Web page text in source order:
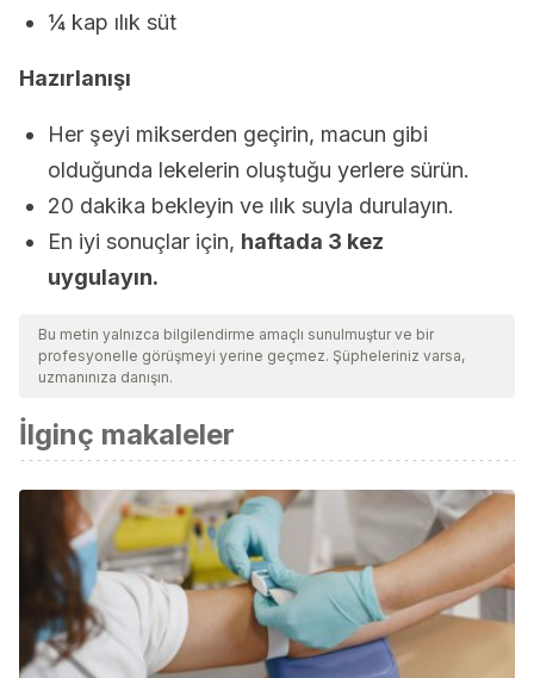
¼ kap ılık süt
Hazırlanışı
Her şeyi mikserden geçirin, macun gibi
olduğunda lekelerin oluştuğu yerlere sürün.
20 dakika bekleyin ve ılık suyla durulayın.
En iyi sonuçlar için, haftada 3 kez
uygulayın.
Bu metin yalnızca bilgilendirme amaçlı sunulmuştur ve bir
profesyonelle görüşmeyi yerine geçmez. Şüpheleriniz varsa,
uzmanınıza danışın.
İlginç makaleler